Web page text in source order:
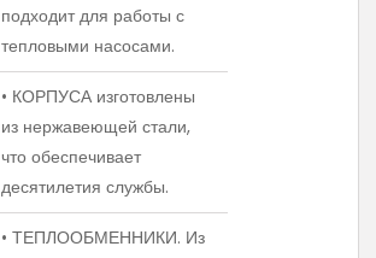
подходит для работы с
тепловыми насосами.
• КОРПУСА изготовлены
из нержавеющей стали,
что обеспечивает
десятилетия службы.
• ТЕПЛООБМЕННИКИ. Из